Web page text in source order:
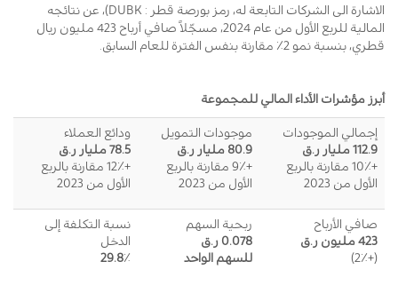
الاشارة الى الشركات التابعة له، رمز بورصة قطر : DUBK)، عن نتائجه
المالية للربع الأول من عام 2024، مسجّلاً صافي أرباح 423 مليون ريال
قطري، بنسبة نمو 2٪ مقارنة بنفس الفترة للعام السابق.
أبرز مؤشرات الأداء المالي للمجموعة
إجمالي الموجودات
112.9 مليار ر.ق
+10٪ مقارنة بالربع
الأول من 2023
موجودات التمويل
80.9 مليار ر.ق
+9٪ مقارنة بالربع
الأول من 2023
ودائع العملاء
78.5 مليار ر.ق
+12٪ مقارنة بالربع
الأول من 2023
صافي الأرباح
423 مليون ر.ق
(+2٪)
ربحية السهم
0.078 ر.ق
للسهم الواحد
نسبة التكلفة إلى
الدخل
29.8٪